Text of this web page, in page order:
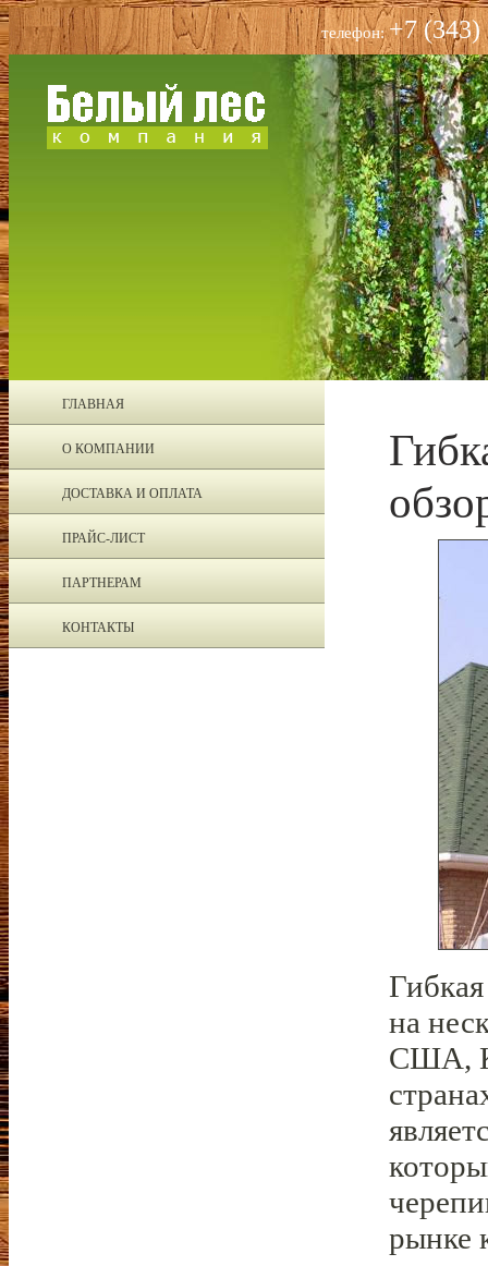
телефон:+7 (343)
ГЛАВНАЯ
О КОМПАНИИ
ДОСТАВКА И ОПЛАТА
ПРАЙС-ЛИСТ
ПАРТНЕРАМ
КОНТАКТЫ
на
США,
рынке